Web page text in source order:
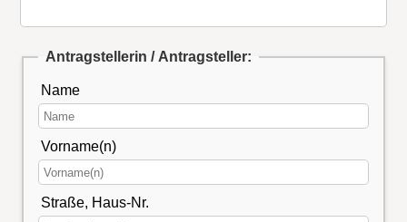
Antragstellerin / Antragsteller:
Name
Vorname(n)
Straße, Haus-Nr.